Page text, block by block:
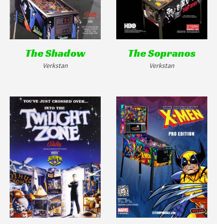
The Shadow
Verkstan
The Sopranos
Verkstan